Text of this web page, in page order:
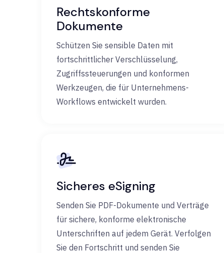
Rechtskonforme
Dokumente
Schützen Sie sensible Daten mit
fortschrittlicher Verschlüsselung,
Zugriffssteuerungen und konformen
Werkzeugen, die für Unternehmens-
Workflows entwickelt wurden.
Sicheres eSigning
Senden Sie PDF-Dokumente und Verträge
für sichere, konforme elektronische
Unterschriften auf jedem Gerät. Verfolgen
Sie den Fortschritt und senden Sie